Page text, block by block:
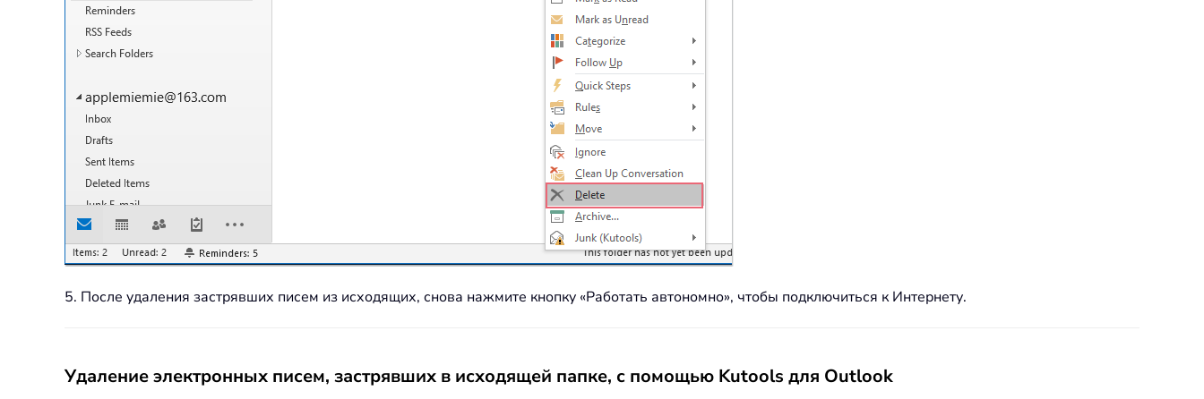
5. После удаления застрявших писем из исходящих, снова нажмите кнопку «Работать автономно», чтобы подключиться к Интернету.
Удаление электронных писем, застрявших в исходящей папке, с помощью Kutools для Outlook